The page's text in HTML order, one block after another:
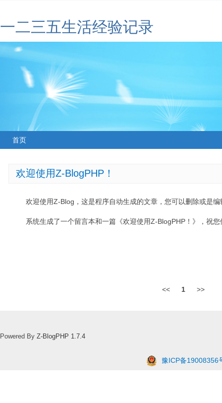
一二三五生活经验记录
首页
欢迎使用Z-BlogPHP！
欢迎使用Z-Blog，这是程序自动生成的文章，您可以删除或是编
系统生成了一个留言本和一篇《欢迎使用Z-BlogPHP！》，祝
<< 1 >>
Powered By Z-BlogPHP 1.7.4
豫ICP备19008356